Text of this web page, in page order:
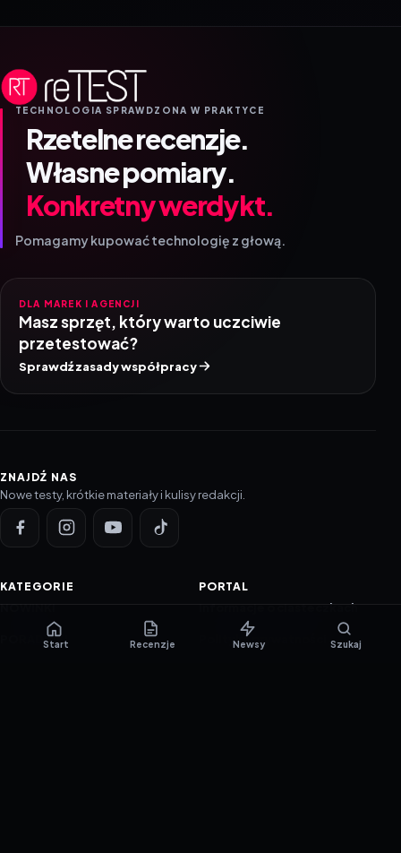
TECHNOLOGIA SPRAWDZONA W PRAKTYCE
Rzetelne recenzje.
Własne pomiary.
Konkretny werdykt.
Pomagamy kupować technologię z głową.
DLA MAREK I AGENCJI
Masz sprzęt, który warto uczciwie
przetestować?
Sprawdź zasady współpracy
ZNAJDŹ NAS
Nowe testy, krótkie materiały i kulisy redakcji.
KATEGORIE
NOWINKI
PORADNIKI
PORTAL
Informacje o ciasteczkach
Polityka prywatności
Start Recenzje Newsy Szukaj